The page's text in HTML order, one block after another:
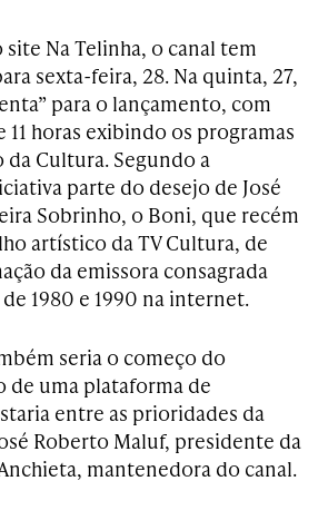
Na Telinha, o canal tem
sexta-feira, 28. Na quinta, 27,
para o lançamento, com
11 horas exibindo os programas
da Cultura. Segundo a
parte do desejo de José
Sobrinho, o Boni, que recém
artístico da TV Cultura, de
da emissora consagrada
1980 e 1990 na internet.
seria o começo do
de uma plataforma de
entre as prioridades da
Roberto Maluf, presidente da
mantenedora do canal.